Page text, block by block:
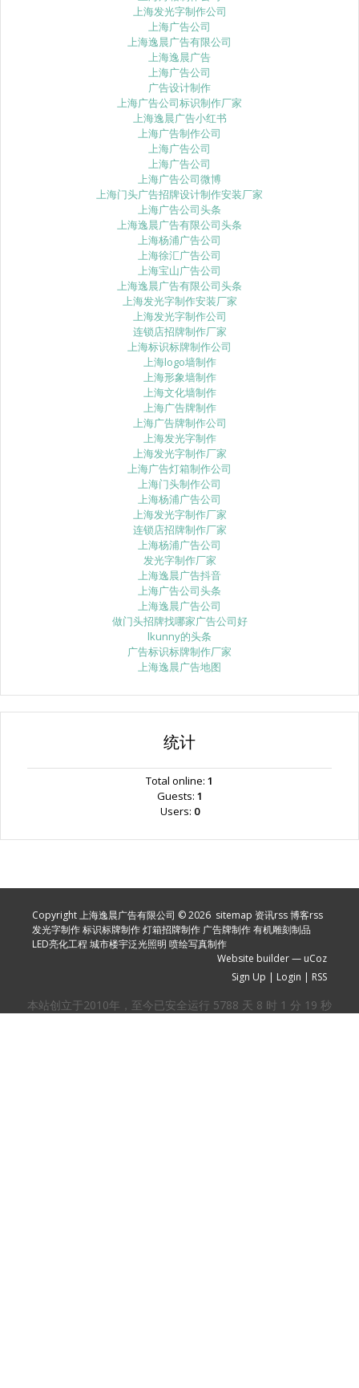
上海发光字制作公司
上海广告公司
上海逸晨广告有限公司
上海逸晨广告
上海广告公司
广告设计制作
上海广告公司标识制作厂家
上海逸晨广告小红书
上海广告制作公司
上海广告公司
上海广告公司
上海广告公司微博
上海门头广告招牌设计制作安装厂家
上海广告公司头条
上海逸晨广告有限公司头条
上海杨浦广告公司
上海徐汇广告公司
上海宝山广告公司
上海逸晨广告有限公司头条
上海发光字制作安装厂家
上海发光字制作公司
连锁店招牌制作厂家
上海标识标牌制作公司
上海logo墙制作
上海形象墙制作
上海文化墙制作
上海广告牌制作
上海广告牌制作公司
上海发光字制作
上海发光字制作厂家
上海广告灯箱制作公司
上海门头制作公司
上海杨浦广告公司
上海发光字制作厂家
连锁店招牌制作厂家
上海杨浦广告公司
发光字制作厂家
上海逸晨广告抖音
上海广告公司头条
上海逸晨广告公司
做门头招牌找哪家广告公司好
lkunny的头条
广告标识标牌制作厂家
上海逸晨广告地图
统计
Total online: 1
Guests: 1
Users: 0
Copyright 上海逸晨广告有限公司 © 2026 sitemap 资讯rss博客rss
发光字制作标识标牌制作灯箱招牌制作 广告牌制作有机雕刻制品
LED亮化工程 城市楼宇泛光照明 喷绘写真制作
Website builder— uCoz
Sign Up | Login | RSS
本站创立于2010年，至今已安全运行 5788 天 8 时 1 分 20 秒